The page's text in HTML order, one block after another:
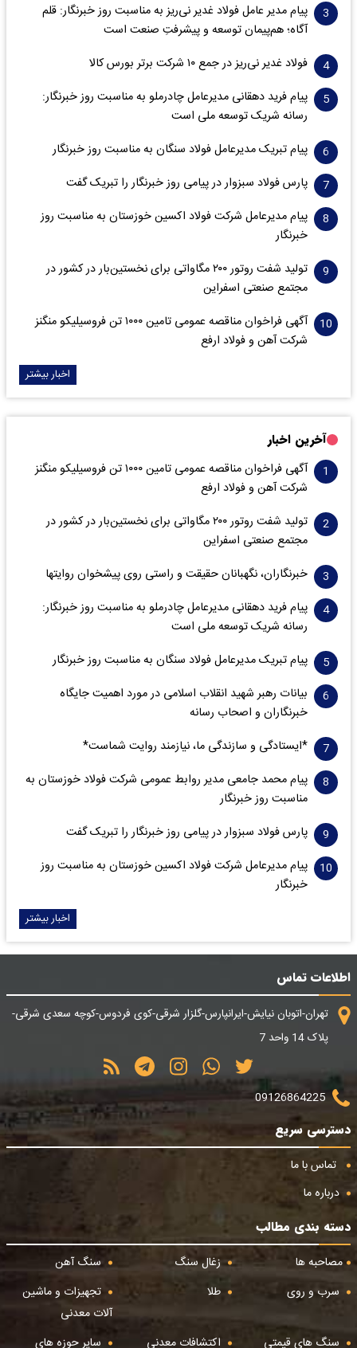
پیام مدیر عامل فولاد غدیر نی‌ریز به مناسبت روز خبرنگار: قلم
آگاه؛ هم‌پیمان توسعه و پیشرفتِ صنعت است
فولاد غدیر نی‌ریز در جمع ۱۰ شرکت برتر بورس کالا
پیام فرید دهقانی مدیرعامل چادرملو به مناسبت روز خبرنگار:
رسانه شریک توسعه ملی است
پیام تبریک مدیرعامل فولاد سنگان به مناسبت روز خبرنگار
پارس فولاد سبزوار در پیامی روز خبرنگار را تبریک گفت
پیام مدیرعامل شرکت فولاد اکسین خوزستان به مناسبت روز
خبرنگار
تولید شفت روتور ۲۰۰ مگاواتی برای نخستین‌بار در کشور در
مجتمع صنعتی اسفراین
آگهی فراخوان مناقصه عمومی تامین ۱۰۰۰ تن فروسیلیکو منگنز
شرکت آهن و فولاد ارفع
اخبار بیشتر
آخرین اخبار
آگهی فراخوان مناقصه عمومی تامین ۱۰۰۰ تن فروسیلیکو منگنز
شرکت آهن و فولاد ارفع
تولید شفت روتور ۲۰۰ مگاواتی برای نخستین‌بار در کشور در
مجتمع صنعتی اسفراین
خبرنگاران، نگهبانان حقیقت و راستی روی پیشخوان روایت­ها
پیام فرید دهقانی مدیرعامل چادرملو به مناسبت روز خبرنگار:
رسانه شریک توسعه ملی است
پیام تبریک مدیرعامل فولاد سنگان به مناسبت روز خبرنگار
بیانات رهبر شهید انقلاب اسلامی در مورد اهمیت جایگاه
خبرنگاران و اصحاب رسانه
*ایستادگی و سازندگی ما، نیازمند روایت شماست*
پیام محمد جامعی مدیر روابط عمومی شرکت فولاد خوزستان به
مناسبت روز خبرنگار
پارس فولاد سبزوار در پیامی روز خبرنگار را تبریک گفت
پیام مدیرعامل شرکت فولاد اکسین خوزستان به مناسبت روز
خبرنگار
اخبار بیشتر
اطلاعات تماس
تهران-اتوبان نیایش-ایرانپارس-گلزار شرقی-کوی فردوس-کوچه سعدی شرقی-
پلاک 14 واحد 7
09126864225
دسترسی سریع
تماس با ما
درباره ما
دسته بندی مطالب
مصاحبه ها
زغال سنگ
سنگ آهن
سرب و روی
طلا
تجهیزات و ماشین
آلات معدنی
سنگ های قیمتی
اکتشافات معدنی سایر حوزه های